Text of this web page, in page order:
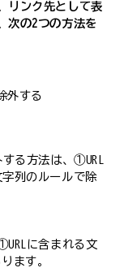
リンク先として表
次の2つの方法を
外する
る方法は、①URL
列のルールで除
に含まれる文
ます。